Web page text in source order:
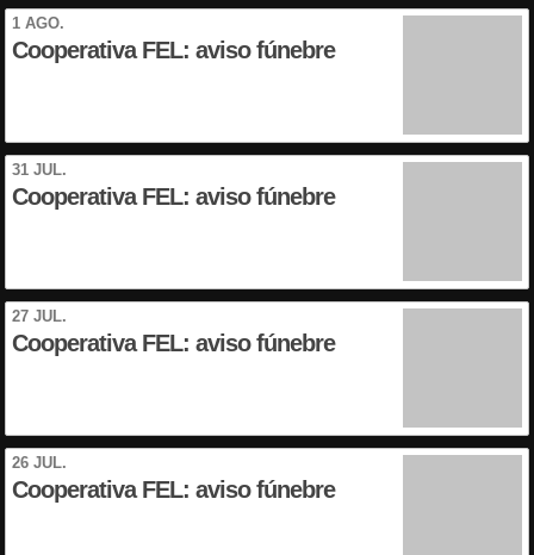
1 AGO.
Cooperativa FEL: aviso fúnebre
31 JUL.
Cooperativa FEL: aviso fúnebre
27 JUL.
Cooperativa FEL: aviso fúnebre
26 JUL.
Cooperativa FEL: aviso fúnebre